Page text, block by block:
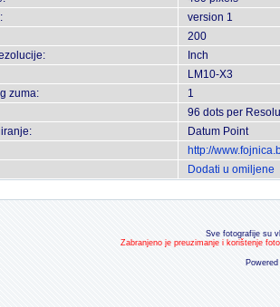
version 1
200
Inch
LM10-X3
zuma:
1
96 dots per
Datum Point
http://
Dodati u omiljene
Sve fotografije su
Zabranjeno je preuzimanje i korištenje